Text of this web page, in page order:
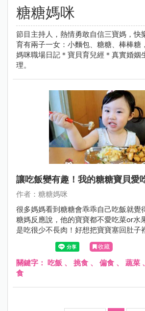
糖糖媽咪
節目主持人，熱情勇敢自信三寶媽，快
育有兩子一女：小麵包、糖糖、棒棒糖
媽咪職場日記＊寶貝育兒經＊真實婚姻
理。
讓吃飯變有趣！我的糖糖寶貝愛
作者：糖糖媽咪
很多媽媽看到糖糖會乖乖自己吃飯就覺
糖媽反應說，他的寶寶都不愛吃菜or水
是吃很少不長肉！好想把寶寶塞回肚子
吃什麼還簡單一點！分享一下糖媽的方
收藏
關鍵字： 吃飯 、 挑食 、 偏食 、 蔬菜
食